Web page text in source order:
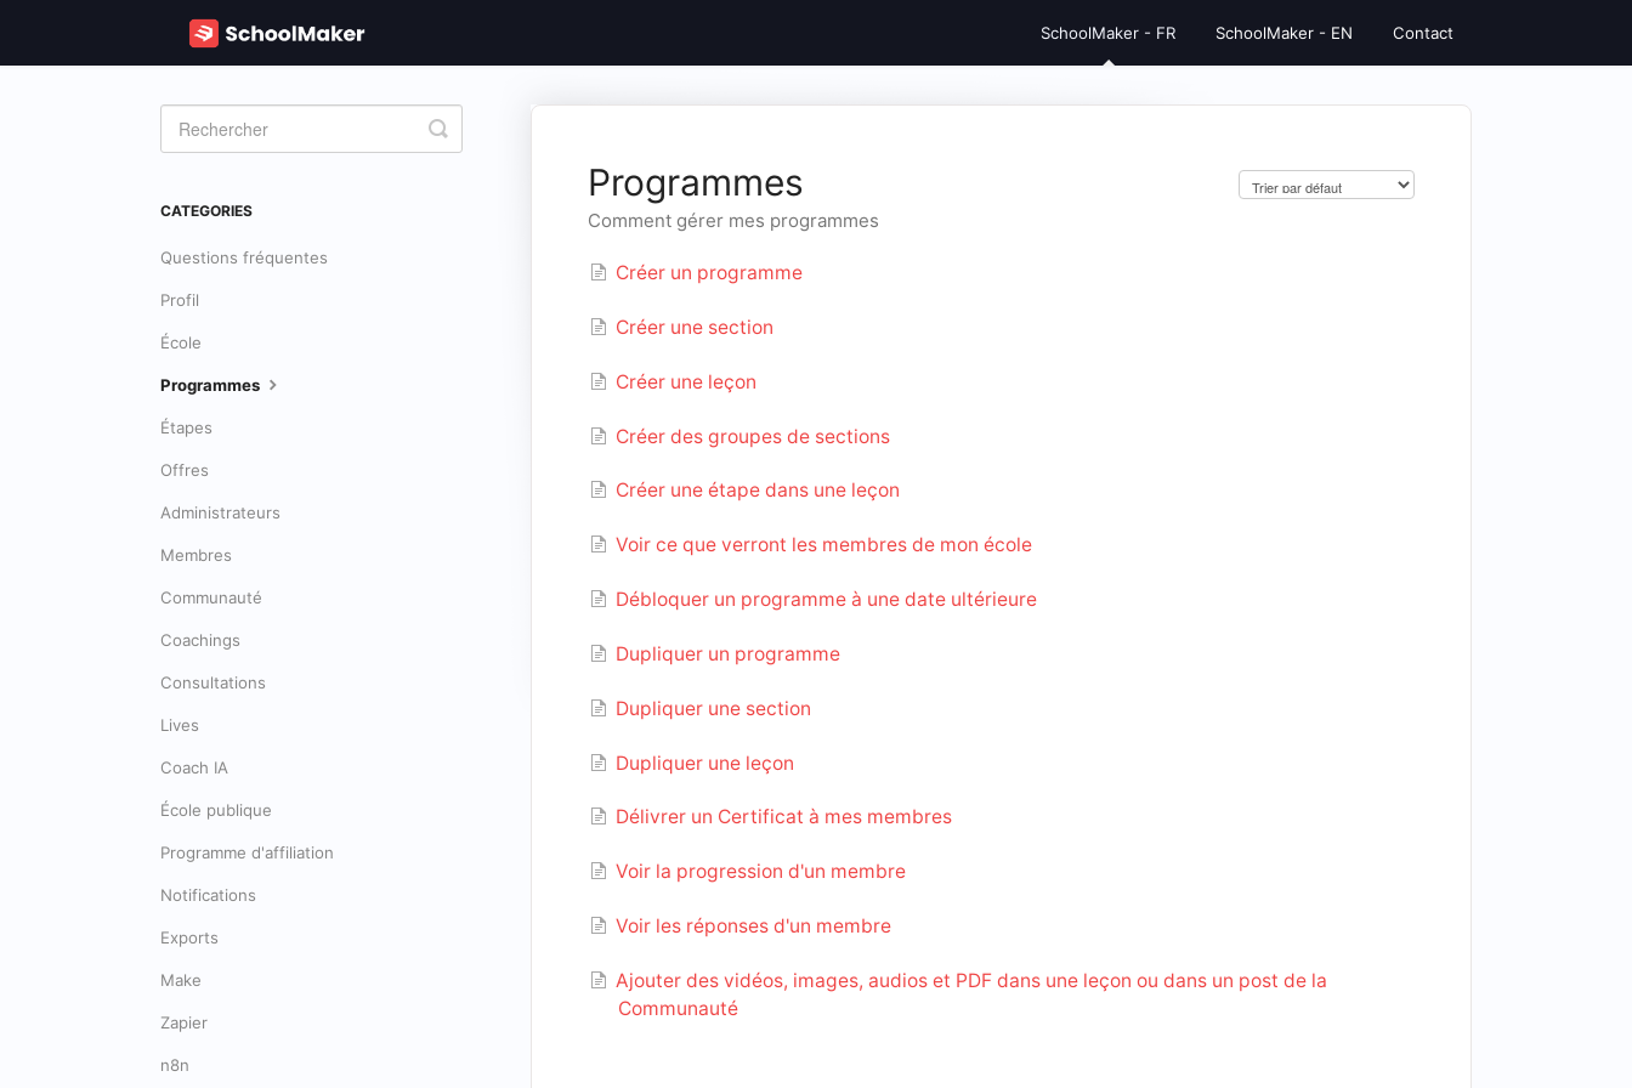
SchoolMaker - FR SchoolMaker - EN Contact
Programmes
Comment gérer mes programmes
Créer un programme
Créer une section
Créer une leçon
Créer des groupes de sections
Créer une étape dans une leçon
Voir ce que verront les membres de mon école
Débloquer un programme à une date ultérieure
Dupliquer un programme
Dupliquer une section
Dupliquer une leçon
Délivrer un Certificat à mes membres
Voir la progression d'un membre
Voir les réponses d'un membre
Ajouter des vidéos, images, audios et PDF dans une leçon ou dans un post de la
Communauté
Toggle
Search
CATEGORIES
Questions fréquentes
Profil
École
Programmes
Étapes
Offres
Administrateurs
Membres
Communauté
Coachings
Consultations
Lives
Coach IA
École publique
Programme d'affiliation
Notifications
Exports
Make
Zapier
n8n